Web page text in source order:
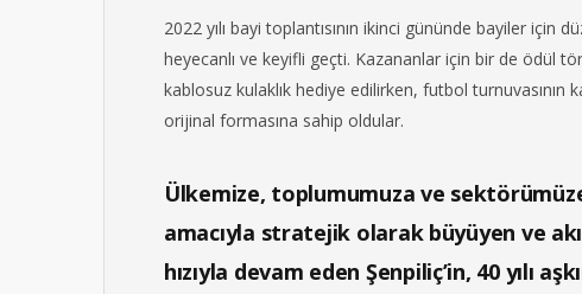
2022 yılı bayi toplantısının ikinci gününde bayiler
heyecanlı ve keyifli geçti. Kazananlar için bir de ödül
kablosuz kulaklık hediye edilirken, futbol turnuvasının
orijinal formasına sahip oldular.
Ülkemize, toplumumuza ve
amacıyla stratejik olarak büyüyen ve
hızıyla devam eden Şenpiliç’in, 40 yılı